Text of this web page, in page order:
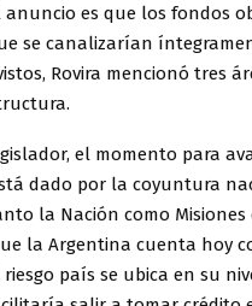
anuncio es que los fondos
se canalizarían
Rovira mencionó tres
el momento para
dado por la coyuntura
la Nación como
la Argentina cuenta hoy
país se ubica en su